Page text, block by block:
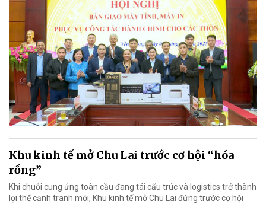
Khu kinh tế mở Chu Lai trước cơ hội “hóa
rồng”
Khi chuỗi cung ứng toàn cầu đang tái cấu trúc và logistics trở thành
lợi thế cạnh tranh mới, Khu kinh tế mở Chu Lai đứng trước cơ hội